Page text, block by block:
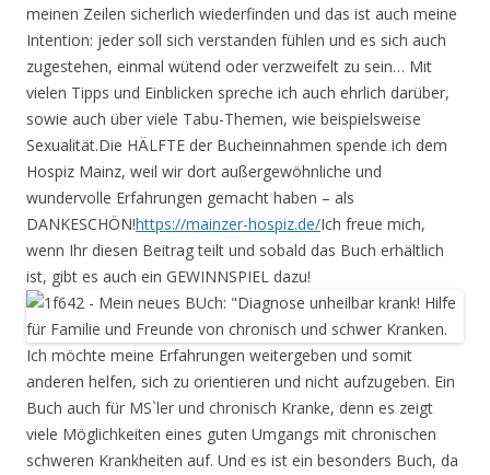
meinen Zeilen sicherlich wiederfinden und das ist auch meine
Intention: jeder soll sich verstanden fühlen und es sich auch
zugestehen, einmal wütend oder verzweifelt zu sein… Mit
vielen Tipps und Einblicken spreche ich auch ehrlich darüber,
sowie auch über viele Tabu-Themen, wie beispielsweise
Sexualität.Die HÄLFTE der Bucheinnahmen spende ich dem
Hospiz Mainz, weil wir dort außergewöhnliche und
wundervolle Erfahrungen gemacht haben – als
DANKESCHÖN!https://mainzer-hospiz.de/Ich freue mich,
wenn Ihr diesen Beitrag teilt und sobald das Buch erhältlich
ist, gibt es auch ein GEWINNSPIEL dazu!
Ich möchte meine Erfahrungen weitergeben und somit
anderen helfen, sich zu orientieren und nicht aufzugeben. Ein
Buch auch für MS`ler und chronisch Kranke, denn es zeigt
viele Möglichkeiten eines guten Umgangs mit chronischen
schweren Krankheiten auf. Und es ist ein besonders Buch, da